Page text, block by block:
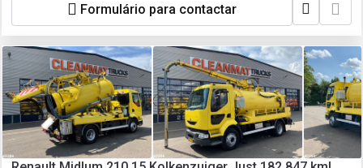
Formulário para contactar